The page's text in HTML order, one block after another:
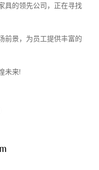
具的领先公司，正在寻找
前景，为员工提供丰富的
未来!